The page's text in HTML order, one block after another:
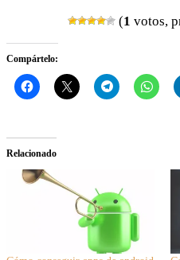
(1 votos,
Compártelo:
Relacionado